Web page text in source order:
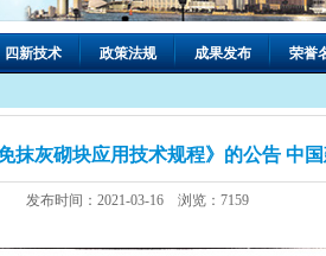
四新技术 政策法规 成果发布 荣誉
抹灰砌块应用技术规程》的公告 中
发布时间：2021-03-16 浏览：7159